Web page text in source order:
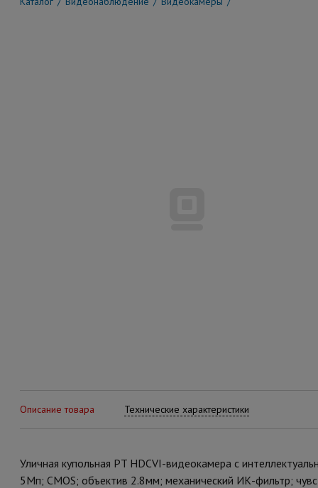
Описание товара Технические характеристики
Уличная купольная PT HDCVI-видеокамера с
5Мп; CMOS; объектив 2.8мм; механический ИК-фильтр;